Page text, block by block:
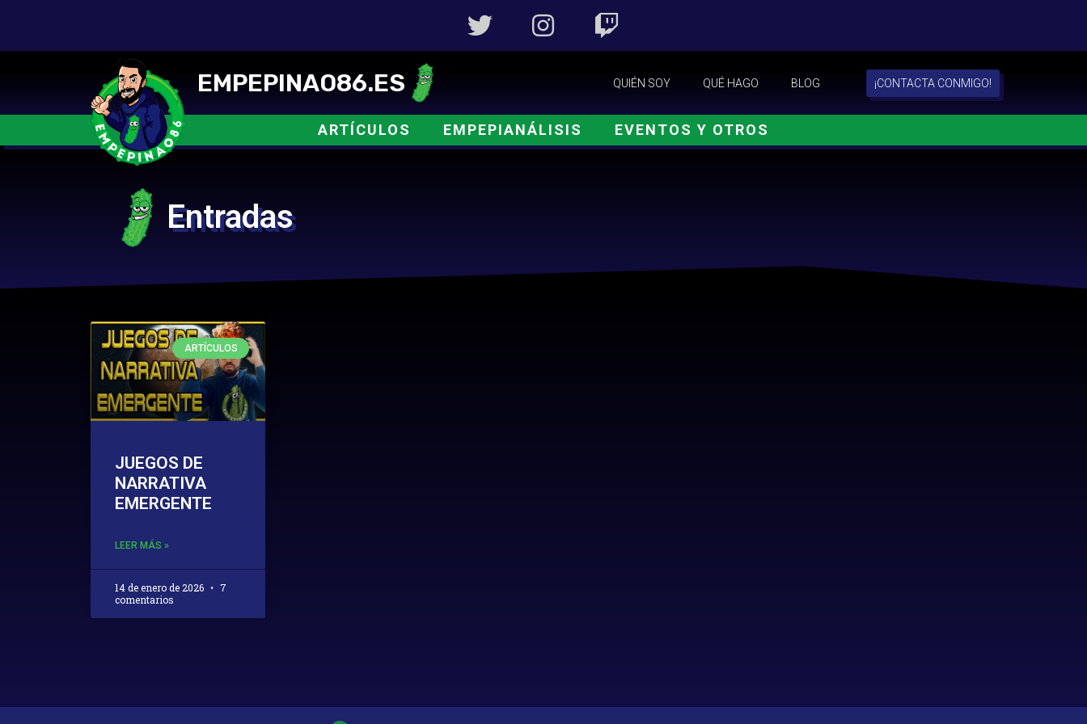
EMPEPINAO86.ES QUIÉN SOY QUÉ HAGO BLOG ¡CONTACTA CONMIGO!
ARTÍCULOS EMPEPIANÁLISIS EVENTOS Y OTROS
Entradas
ARTÍCULOS
JUEGOS DE
NARRATIVA
EMERGENTE
LEER MÁS »
14 de enero de 2026
7
comentarios